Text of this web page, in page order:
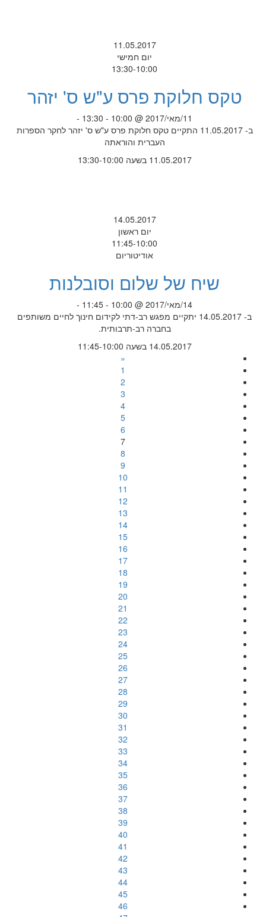
11.05.2017
יום חמישי
13:30-10:00
טקס חלוקת פרס ע"ש ס' יזהר
11/מאי/2017 @ 10:00 - 13:30 -
ב- 11.05.2017 התקיים טקס חלוקת פרס ע"ש ס' יזהר לחקר הספרות
העברית והוראתה
11.05.2017 בשעה 13:30-10:00
14.05.2017
יום ראשון
11:45-10:00
אודיטוריום
שיח של שלום וסובלנות
14/מאי/2017 @ 10:00 - 11:45 -
ב- 14.05.2017 יתקיים מפגש רב-דתי לקידום חינוך לחיים משותפים
בחברה רב-תרבותית.
14.05.2017 בשעה 11:45-10:00
«
1
2
3
4
5
6
7
8
9
10
11
12
13
14
15
16
17
18
19
20
21
22
23
24
25
26
27
28
29
30
31
32
33
34
35
36
37
38
39
40
41
42
43
44
45
46